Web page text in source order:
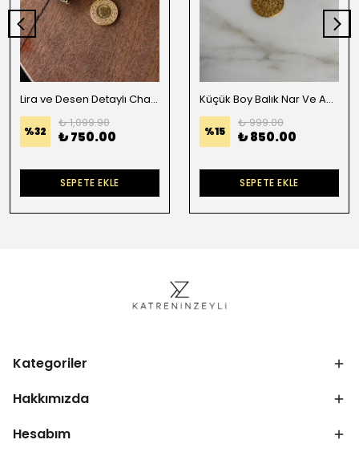
Lira ve Desen Detaylı Charm
%32
₺ 1,099.90
₺ 750.00
SEPETE EKLE
Küçük Boy Balık Nar Ve Antik Paralı Charm
%15
₺ 999.00
₺ 850.00
SEPETE EKLE
Kategoriler
Hakkımızda
Hesabım